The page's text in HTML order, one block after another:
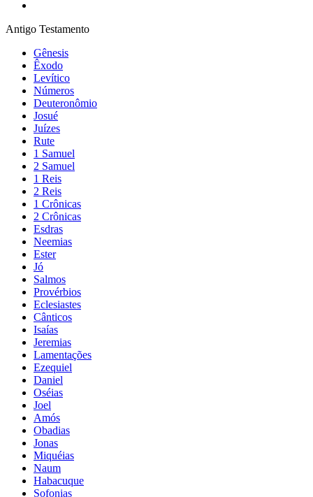
Antigo Testamento
Gênesis
Êxodo
Levítico
Números
Deuteronômio
Josué
Juízes
Rute
1 Samuel
2 Samuel
1 Reis
2 Reis
1 Crônicas
2 Crônicas
Esdras
Neemias
Ester
Jó
Salmos
Provérbios
Eclesiastes
Cânticos
Isaías
Jeremias
Lamentações
Ezequiel
Daniel
Oséias
Joel
Amós
Obadias
Jonas
Miquéias
Naum
Habacuque
Sofonias